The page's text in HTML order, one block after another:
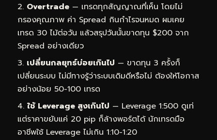
Overtrade — เทรดทุกสัญญาณที่เห็น โดยไม่
กรองคุณภาพ ค่า Spread กินกำไรจนหมด ผมเคย
เทรด 30 ไม้ต่อวัน แล้วสรุปวันนั้นขาดทุน $200 จาก
Spread อย่างเดียว
เปลี่ยนกลยุทธ์บ่อยเกินไป — ขาดทุน 3 ครั้งก็
เปลี่ยนระบบ ไม่มีทางรู้ว่าระบบเดิมดีหรือไม่ ต้องให้โอกาส
อย่างน้อย 50-100 เทรด
ใช้ Leverage สูงเกินไป — Leverage 1:500 ดูเท่
แต่ราคาขยับแค่ 20 pip ก็ล้างพอร์ตได้ นักเทรดมือ
อาชีพใช้ Leverage ไม่เกิน 1:10-1:20